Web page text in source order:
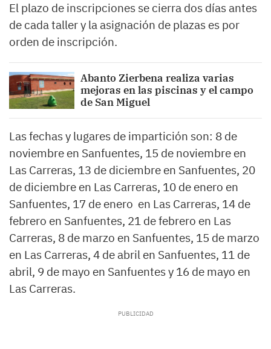
El plazo de inscripciones se cierra dos días antes
de cada taller y la asignación de plazas es por
orden de inscripción.
Abanto Zierbena realiza varias
mejoras en las piscinas y el campo
de San Miguel
Las fechas y lugares de impartición son: 8 de
noviembre en Sanfuentes, 15 de noviembre en
Las Carreras, 13 de diciembre en Sanfuentes, 20
de diciembre en Las Carreras, 10 de enero en
Sanfuentes, 17 de enero en Las Carreras, 14 de
febrero en Sanfuentes, 21 de febrero en Las
Carreras, 8 de marzo en Sanfuentes, 15 de marzo
en Las Carreras, 4 de abril en Sanfuentes, 11 de
abril, 9 de mayo en Sanfuentes y 16 de mayo en
Las Carreras.